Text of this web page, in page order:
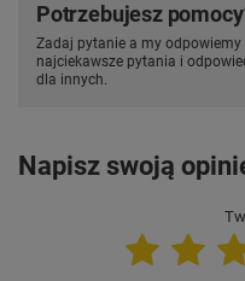
Potrzebujesz
Zadaj pytanie a my odpowiemy
najciekawsze pytania i
dla innych.
Napisz swoją